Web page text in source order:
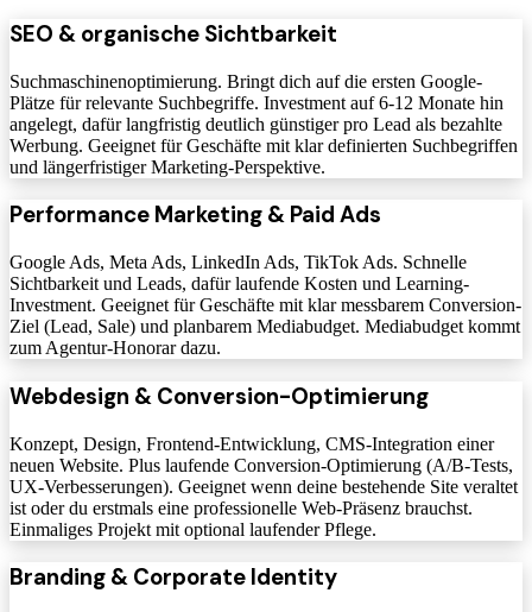
SEO & organische Sichtbarkeit
Suchmaschinenoptimierung. Bringt dich auf die ersten Google-
Plätze für relevante Suchbegriffe. Investment auf 6-12 Monate hin
angelegt, dafür langfristig deutlich günstiger pro Lead als bezahlte
Werbung. Geeignet für Geschäfte mit klar definierten Suchbegriffen
und längerfristiger Marketing-Perspektive.
Performance Marketing & Paid Ads
Google Ads, Meta Ads, LinkedIn Ads, TikTok Ads. Schnelle
Sichtbarkeit und Leads, dafür laufende Kosten und Learning-
Investment. Geeignet für Geschäfte mit klar messbarem Conversion-
Ziel (Lead, Sale) und planbarem Mediabudget. Mediabudget kommt
zum Agentur-Honorar dazu.
Webdesign & Conversion-Optimierung
Konzept, Design, Frontend-Entwicklung, CMS-Integration einer
neuen Website. Plus laufende Conversion-Optimierung (A/B-Tests,
UX-Verbesserungen). Geeignet wenn deine bestehende Site veraltet
ist oder du erstmals eine professionelle Web-Präsenz brauchst.
Einmaliges Projekt mit optional laufender Pflege.
Branding & Corporate Identity